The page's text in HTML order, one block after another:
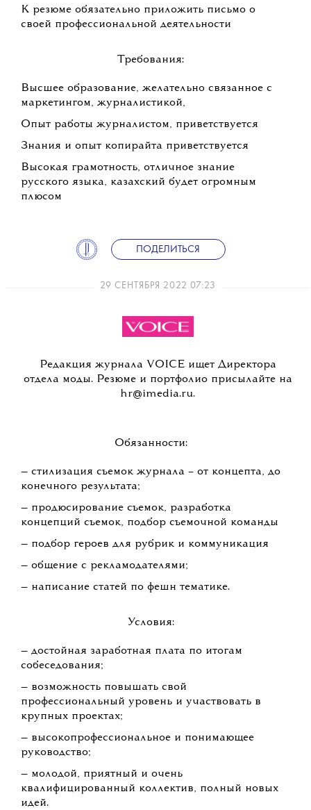
К резюме обязательно приложить письмо о
своей профессиональной деятельности
Требования:
Высшее образование, желательно связанное с
маркетингом, журналистикой,
Опыт работы журналистом, приветствуется
Знания и опыт копирайта приветствуется
Высокая грамотность, отличное знание
русского языка, казахский будет огромным
плюсом
ПОДЕЛИТЬСЯ
29 СЕНТЯБРЯ 2022 07:23
Редакция журнала VOICE ищет Директора
отдела моды. Резюме и портфолио присылайте на
hr@imedia.ru.
Обязанности:
— стилизация съемок журнала – от концепта, до
конечного результата;
— продюсирование съемок, разработка
концепций съемок, подбор съемочной команды
— подбор героев для рубрик и коммуникация
— общение с рекламодателями;
— написание статей по фешн тематике.
Условия:
— достойная заработная плата по итогам
собеседования;
— возможность повышать свой
профессиональный уровень и участвовать в
крупных проектах;
— высокопрофессиональное и понимающее
руководство;
— молодой, приятный и очень
квалифицированный коллектив, полный новых
идей.